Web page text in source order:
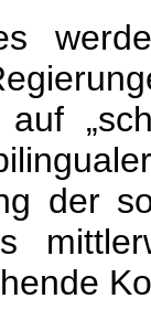
der